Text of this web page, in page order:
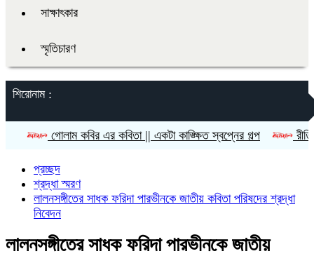
সাক্ষাৎকার
স্মৃতিচারণ
শিরোনাম :
গোলাম কবির এর কবিতা || একটা কাঙ্ক্ষিত স্বপ্নের গল্প রীতি
প্রচ্ছদ
শ্রদ্ধা স্মরণ
লালনসঙ্গীতের সাধক ফরিদা পারভীনকে জাতীয় কবিতা পরিষদের শ্রদ্ধা
নিবেদন
লালনসঙ্গীতের সাধক ফরিদা পারভীনকে জাতীয়